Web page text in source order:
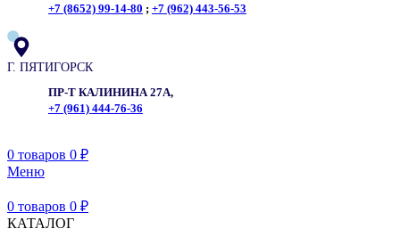
+7 (8652) 99-14-80 ; +7 (962) 443-56-53
Г. ПЯТИГОРСК
ПР-Т КАЛИНИНА 27А,
+7 (961) 444-76-36
0 товаров 0 ₽
Меню
0 товаров 0 ₽
КАТАЛОГ